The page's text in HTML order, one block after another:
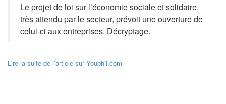
Le projet de loi sur l’économie sociale et solidaire,
très attendu par le secteur, prévoit une ouverture de
celui-ci aux entreprises. Décryptage.
Lire la suite de l’article sur Youphil.com